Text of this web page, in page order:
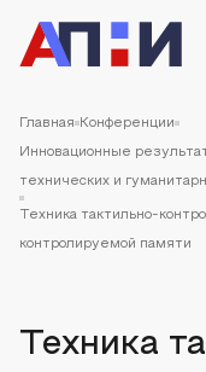
Главная Конференции
Инновационные
технических и
Техника тактильно-
контролируемой памяти
Техника